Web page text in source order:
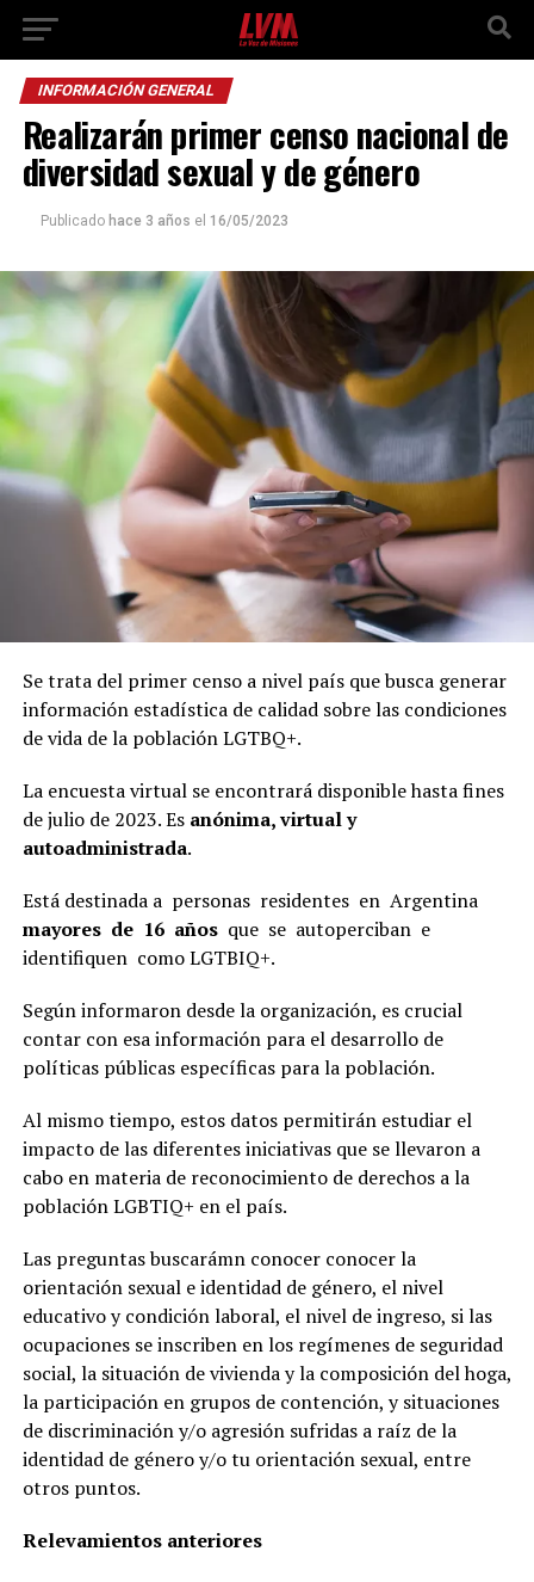
INFORMACIÓN GENERAL
Realizarán primer censo nacional de
diversidad sexual y de género
Publicado hace 3 años el 16/05/2023
Se trata del primer censo a nivel país que busca generar
información estadística de calidad sobre las condiciones
de vida de la población LGTBQ+.
La encuesta virtual se encontrará disponible hasta fines
de julio de 2023. Es anónima, virtual y
autoadministrada.
Está destinada a personas residentes en Argentina
mayores de 16 años que se autoperciban e
identifiquen como LGTBIQ+.
Según informaron desde la organización, es crucial
contar con esa información para el desarrollo de
políticas públicas específicas para la población.
Al mismo tiempo, estos datos permitirán estudiar el
impacto de las diferentes iniciativas que se llevaron a
cabo en materia de reconocimiento de derechos a la
población LGBTIQ+ en el país.
Las preguntas buscarámn conocer conocer la
orientación sexual e identidad de género, el nivel
educativo y condición laboral, el nivel de ingreso, si las
ocupaciones se inscriben en los regímenes de seguridad
social, la situación de vivienda y la composición del hoga,
la participación en grupos de contención, y situaciones
de discriminación y/o agresión sufridas a raíz de la
identidad de género y/o tu orientación sexual, entre
otros puntos.
Relevamientos anteriores